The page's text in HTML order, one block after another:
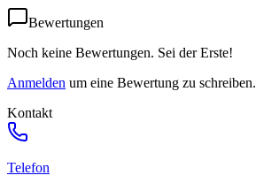
Bewertungen
Noch keine Bewertungen. Sei der Erste!
Anmelden um eine Bewertung zu schreiben.
Kontakt
Telefon